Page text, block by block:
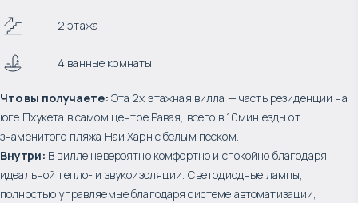
2 этажа
4 ванные комнаты
Что вы получаете: Эта 2х этажная вилла — часть резиденции на
юге Пхукета в самом центре Равая, всего в 10мин езды от
знаменитого пляжа Най Харн с белым песком.
Внутри: В вилле невероятно комфортно и спокойно благодаря
идеальной тепло- и звукоизоляции. Светодиодные лампы,
полностью управляемые благодаря системе автоматизации,